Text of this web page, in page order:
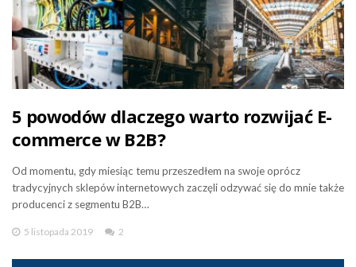
5 powodów dlaczego warto rozwijać E-
commerce w B2B?
Od momentu, gdy miesiąc temu przeszedłem na swoje oprócz
tradycyjnych sklepów internetowych zaczęli odzywać się do mnie także
producenci z segmentu B2B…
5 listopada 2019 2